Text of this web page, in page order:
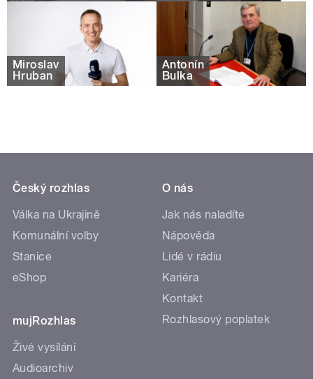
Miroslav
Hruban
Antonín
Bulka
Český rozhlas
Válka na Ukrajině
Komunální volby
Stanice
eShop
mujRozhlas
Živé vysílání
Audioarchiv
O nás
Jak nás naladíte
Nápověda
Lidé v rádiu
Kariéra
Kontakt
Rozhlasový poplatek